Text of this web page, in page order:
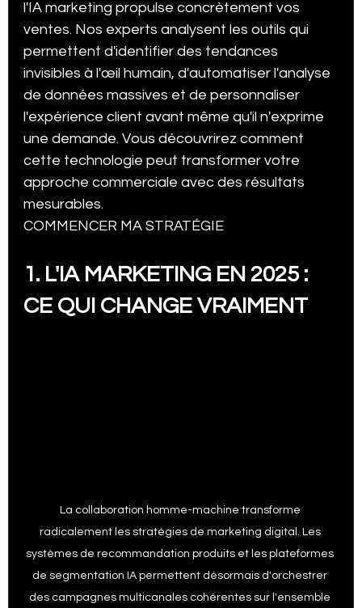
l'IA marketing propulse concrètement vos
ventes. Nos experts analysent les outils qui
permettent d'identifier des tendances
invisibles à l'œil humain, d'automatiser l'analyse
de données massives et de personnaliser
l'expérience client avant même qu'il n'exprime
une demande. Vous découvrirez comment
cette technologie peut transformer votre
approche commerciale avec des résultats
mesurables.
COMMENCER MA STRATÉGIE
1. L'IA MARKETING EN 2025 :
CE QUI CHANGE VRAIMENT
La collaboration homme-machine transforme
radicalement les stratégies de marketing digital. Les
systèmes de recommandation produits et les plateformes
de segmentation IA permettent désormais d'orchestrer
des campagnes multicanales cohérentes sur l'ensemble